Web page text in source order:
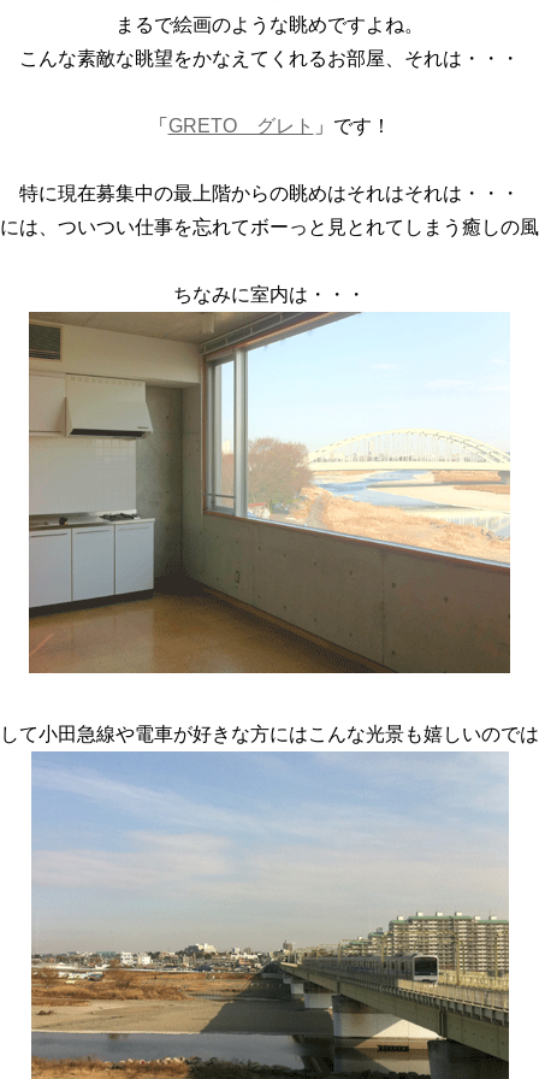
まるで絵画のような眺めですよね。
こんな素敵な眺望をかなえてくれるお部屋、それは・・・
「 GRETO グレト 」です！
特に現在募集中の最上階からの眺めはそれはそれは・・・
は、ついつい仕事を忘れてボーっと見とれてしまう癒しの
ちなみに室内は・・・
て小田急線や電車が好きな方にはこんな光景も嬉しいので